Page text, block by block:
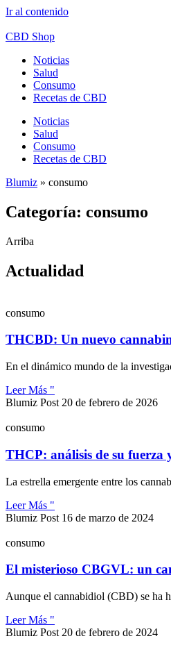
Ir al contenido
CBD Shop
Noticias
Salud
Consumo
Recetas de CBD
Noticias
Salud
Consumo
Recetas de CBD
Blumiz » consumo
Categoría: consumo
Arriba
Actualidad
consumo
THCBD: Un nuevo
En el dinámico mundo de la
Leer Más "
Blumiz Post 20 de febrero de 2026
consumo
THCP: análisis de su fuerza
La estrella emergente entre los
Leer Más "
Blumiz Post 16 de marzo de 2024
consumo
El misterioso CBGVL: un
Aunque el cannabidiol (CBD) se ha
Leer Más "
Blumiz Post 20 de febrero de 2024